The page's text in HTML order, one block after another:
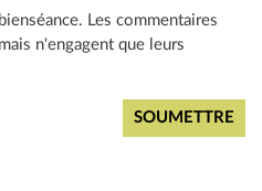
Les commentaires
n'engagent que leurs